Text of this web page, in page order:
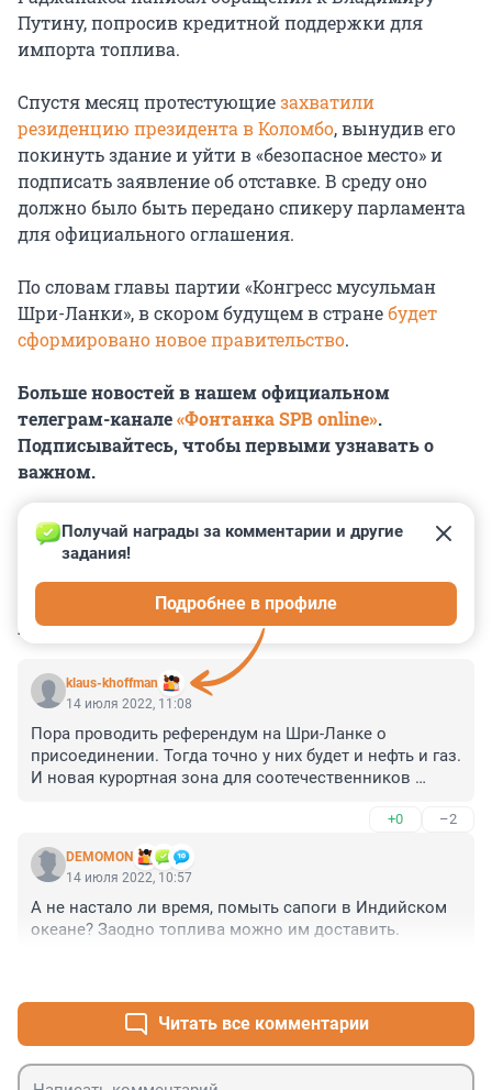
Путину, попросив кредитной поддержки для
импорта топлива.
Спустя месяц протестующиезахватили
резиденцию президента в Коломбо, вынудив его
покинуть здание и уйти в «безопасное место» и
подписать заявление об отставке. В среду оно
должно было быть передано спикеру парламента
для официального оглашения.
По словам главы партии «Конгресс мусульман
Шри-Ланки», в скором будущем в странебудет
сформировано новое правительство.
Больше новостей в нашем официальном
телеграм-канале«Фонтанка SPB online».
Подписывайтесь, чтобы первыми узнавать о
важном.
КОММЕНТАРИИ 6
klaus-khoffman
Получай награды за комментарии и другие
задания!
Подробнее в профиле
14 июля 2022, 11:08
Пора проводить референдум на Шри-Ланке о
присоединении. Тогда точно у них будет и нефть и газ.
И новая курортная зона для соотечественников
+0 –2
DEMOMON
14 июля 2022, 10:57
А не настало ли время, помыть сапоги в Индийском
океане? Заодно топлива можно им доставить.
Читать все комментарии